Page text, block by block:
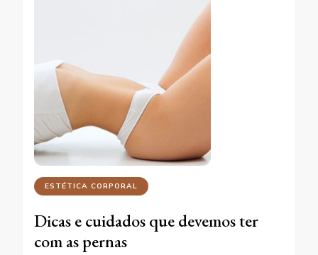
ESTÉTICA CORPORAL
Dicas e cuidados que devemos ter
com as pernas